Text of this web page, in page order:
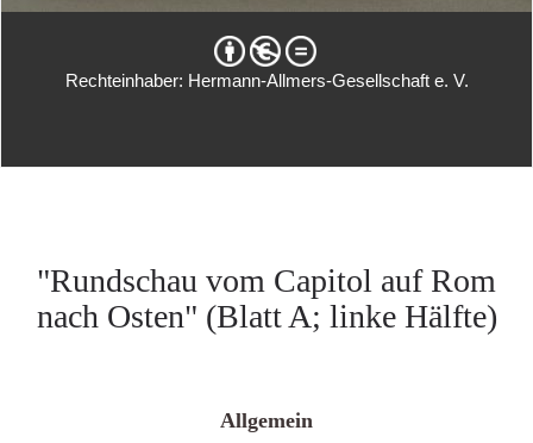
Rechteinhaber: Hermann-Allmers-Gesellschaft e. V.
"Rundschau vom Capitol auf Rom
nach Osten" (Blatt A; linke Hälfte)
Allgemein